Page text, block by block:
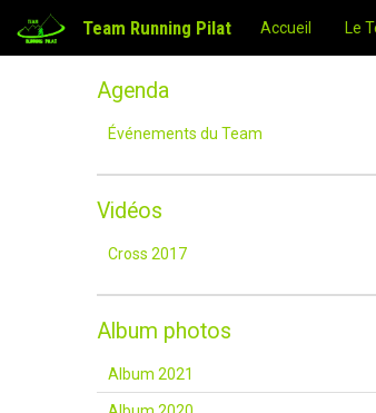
Team Running Pilat Accueil Le
Agenda
Événements du Team
Vidéos
Cross 2017
Album photos
Album 2021